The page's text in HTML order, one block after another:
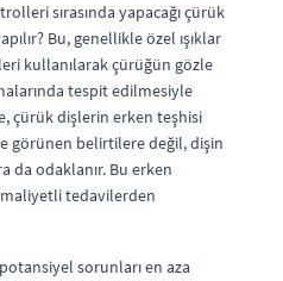
sırasında yapacağı çürük
Bu, genellikle özel ışıklar
kullanılarak çürüğün gözle
tespit edilmesiyle
çürük dişlerin erken teşhisi
görünen belirtilere değil, dişin
da odaklanır. Bu erken
tedavilerden
potansiyel sorunları en aza